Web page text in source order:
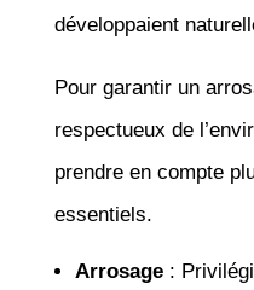
développaient
Pour garantir un
respectueux de
prendre en compte
essentiels.
Arrosage: